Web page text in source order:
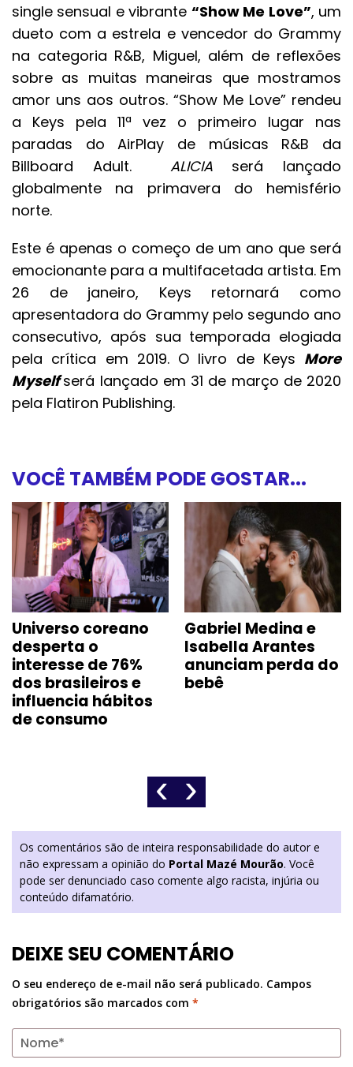
single sensual e vibrante “Show Me Love”, um
dueto com a estrela e vencedor do Grammy
na categoria R&B, Miguel, além de reflexões
sobre as muitas maneiras que mostramos
amor uns aos outros. “Show Me Love” rendeu
a Keys pela 11ª vez o primeiro lugar nas
paradas do AirPlay de músicas R&B da
Billboard Adult. ALICIA será lançado
globalmente na primavera do hemisfério
norte.
Este é apenas o começo de um ano que será
emocionante para a multifacetada artista. Em
26 de janeiro, Keys retornará como
apresentadora do Grammy pelo segundo ano
consecutivo, após sua temporada elogiada
pela crítica em 2019. O livro de Keys More
Myselfserá lançado em 31 de março de 2020
pela Flatiron Publishing.
VOCÊ TAMBÉM PODE GOSTAR...
Universo coreano
desperta o
interesse de 76%
dos brasileiros e
influencia hábitos
de consumo
Gabriel Medina e
Isabella Arantes
anunciam perda do
bebê
‹ ›
Os comentários são de inteira responsabilidade do autor e
não expressam a opinião do Portal Mazé Mourão. Você
pode ser denunciado caso comente algo racista, injúria ou
conteúdo difamatório.
DEIXE SEU COMENTÁRIO
O seu endereço de e-mail não será publicado. Campos
obrigatórios são marcados com *